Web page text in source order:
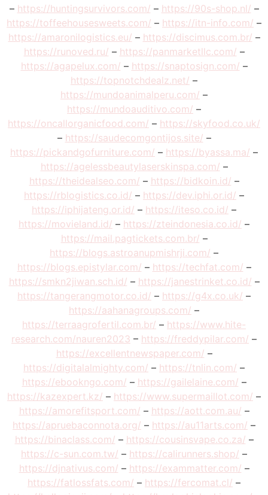
– https://huntingsurvivors.com/ – https://90s-shop.nl/ –
https://toffeehousesweets.com/ – https://itn-info.com/ –
https://amaronilogistics.eu/ – https://discimus.com.br/ –
https://runoved.ru/ – https://panmarketllc.com/ –
https://agapelux.com/ – https://snaptosign.com/ –
https://topnotchdealz.net/ –
https://mundoanimalperu.com/ –
https://mundoauditivo.com/ –
https://oncallorganicfood.com/ – https://skyfood.co.uk/
– https://saudecomgontijos.site/ –
https://pickandgofurniture.com/ – https://byassa.ma/ –
https://agelessbeautylaserskinspa.com/ –
https://theidealseo.com/ – https://bidkoin.id/ –
https://rblogistics.co.id/ – https://dev.iphi.or.id/ –
https://iphijateng.or.id/ – https://iteso.co.id/ –
https://movieland.id/ – https://zteindonesia.co.id/ –
https://mail.pagtickets.com.br/ –
https://blogs.astroanupmishrji.com/ –
https://blogs.epistylar.com/ – https://techfat.com/ –
https://smkn2jiwan.sch.id/ – https://janestrinket.co.id/ –
https://tangerangmotor.co.id/ – https://g4x.co.uk/ –
https://aahanagroups.com/ –
https://terraagrofertil.com.br/ – https://www.hite-
research.com/nauren2023 – https://freddypilar.com/ –
https://excellentnewspaper.com/ –
https://digitalalmighty.com/ – https://tnlin.com/ –
https://ebookngo.com/ – https://gailelaine.com/ –
https://kazexpert.kz/ – https://www.supermaillot.com/ –
https://amorefitsport.com/ – https://aott.com.au/ –
https://apruebaconnota.org/ – https://au11arts.com/ –
https://binaclass.com/ – https://cousinsvape.co.za/ –
https://c-sun.com.tw/ – https://calirunners.shop/ –
https://djnativus.com/ – https://exammatter.com/ –
https://fatlossfats.com/ – https://fercomat.cl/ –